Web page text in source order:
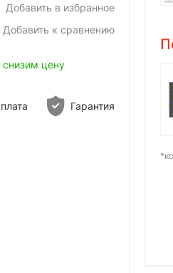
Добавить в избранное
Добавить к сравнению
цену
Гарантия